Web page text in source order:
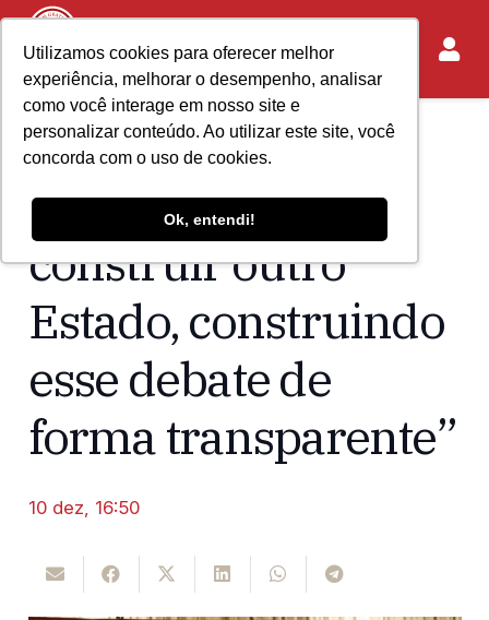
Utilizamos cookies para oferecer melhor
experiência, melhorar o desempenho, analisar
como você interage em nosso site e
personalizar conteúdo. Ao utilizar este site, você
concorda com o uso de cookies.
Ok, entendi!
Home Acontece no IASP
“Temos que
construir outro
Estado, construindo
esse debate de
forma transparente”
10 dez, 16:50